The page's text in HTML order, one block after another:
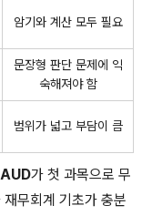
암기와 계산 모두 필요
문장형 판단 문제에 익
숙해져야 함
범위가 넓고 부담이 큼
AUD가 첫 과목으로 무
무회계 기초가 충분